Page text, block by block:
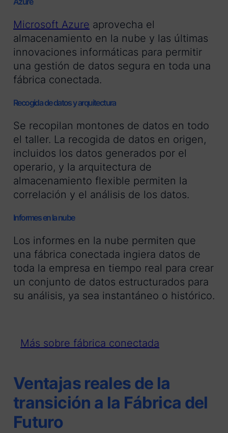
Microsoft Azure aprovecha el
almacenamiento en la nube y las últimas
innovaciones informáticas para permitir
una gestión de datos segura en toda una
fábrica conectada.
Recogida de datos y arquitectura
Se recopilan montones de datos en todo
el taller. La recogida de datos en origen,
incluidos los datos generados por el
operario, y la arquitectura de
almacenamiento flexible permiten la
correlación y el análisis de los datos.
Informes en la nube
Los informes en la nube permiten que
una fábrica conectada ingiera datos de
toda la empresa en tiempo real para crear
un conjunto de datos estructurados para
su análisis, ya sea instantáneo o histórico.
Más sobre fábrica conectada
Ventajas reales de la
transición a la Fábrica del
Futuro